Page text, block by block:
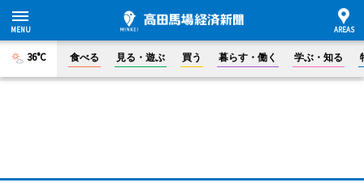
36°C 食べる 見る・遊ぶ 買う 暮らす・働く 学ぶ・知る